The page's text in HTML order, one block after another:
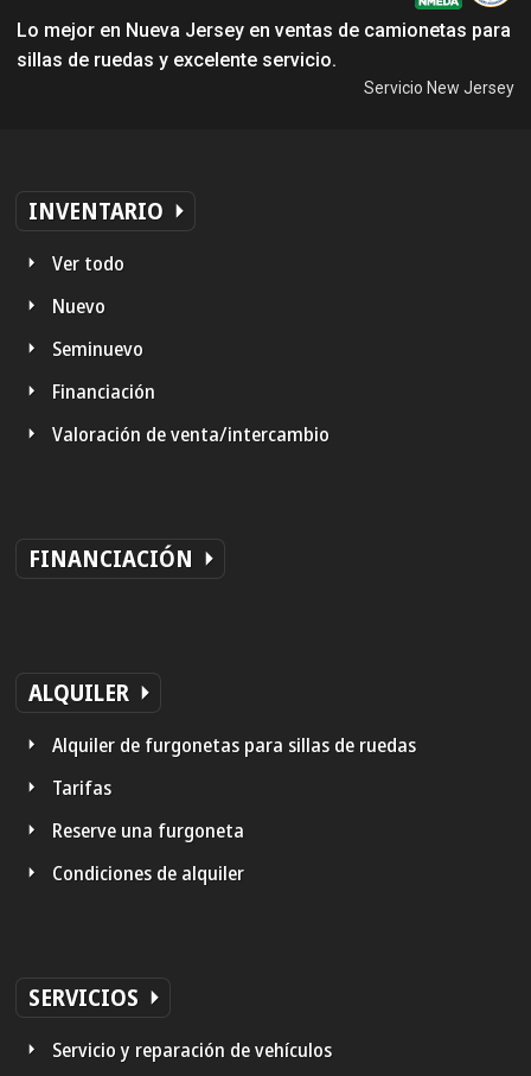
Lo mejor en Nueva Jersey en ventas de camionetas para
sillas de ruedas y excelente servicio.
Servicio New Jersey
INVENTARIO
Ver todo
Nuevo
Seminuevo
Financiación
Valoración de venta/intercambio
FINANCIACIÓN
ALQUILER
Alquiler de furgonetas para sillas de ruedas
Tarifas
Reserve una furgoneta
Condiciones de alquiler
SERVICIOS
Servicio y reparación de vehículos